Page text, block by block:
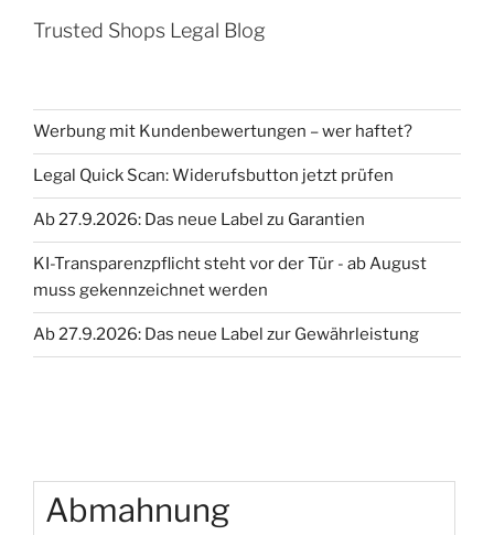
Trusted Shops Legal Blog
Werbung mit Kundenbewertungen – wer haftet?
Legal Quick Scan: Widerufsbutton jetzt prüfen
Ab 27.9.2026: Das neue Label zu Garantien
KI-Transparenzpflicht steht vor der Tür - ab August
muss gekennzeichnet werden
Ab 27.9.2026: Das neue Label zur Gewährleistung
Abmahnung